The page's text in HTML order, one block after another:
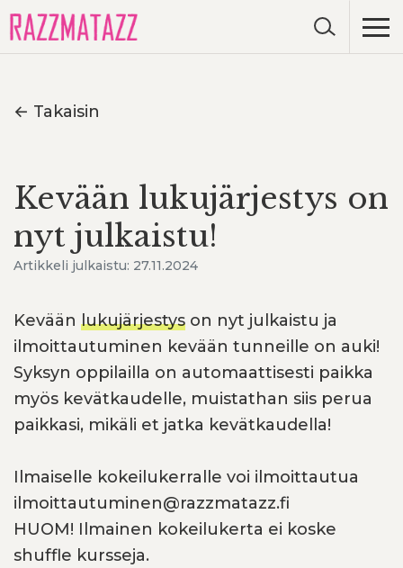
← Takaisin
Kevään lukujärjestys on
nyt julkaistu!
Artikkeli julkaistu: 27.11.2024
Kevään lukujärjestys on nyt julkaistu ja
ilmoittautuminen kevään tunneille on auki!
Syksyn oppilailla on automaattisesti paikka
myös kevätkaudelle, muistathan siis perua
paikkasi, mikäli et jatka kevätkaudella!
Ilmaiselle kokeilukerralle voi ilmoittautua
ilmoittautuminen@razzmatazz.fi
HUOM! Ilmainen kokeilukerta ei koske
shuffle kursseja.